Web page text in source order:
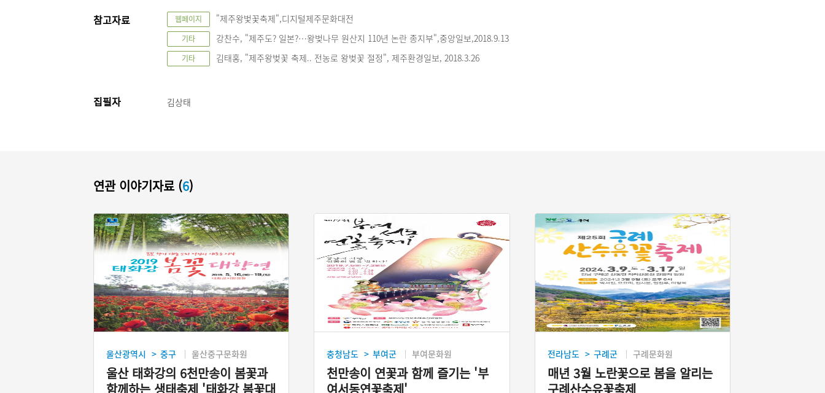
참고자료 웹페이지 "제주왕벛꽃축제",디지털제주문화대전
기타 강찬수, "제주도? 일본?…왕벚나무 원산지 110년 논란 종지부",중앙일보,2018.9.13
기타 김태홍, "제주왕벚꽃 축제.. 전농로 왕벚꽃 절정", 제주환경일보, 2018.3.26
집필자 김상태
연관 이야기자료 (6)
울산광역시 > 중구 울산중구문화원
울산 태화강의 6천만송이 봄꽃과
함께하는 생태축제 '태화강 봄꽃대
충청남도 > 부여군 부여문화원
천만송이 연꽃과 함께 즐기는 '부
여서동연꽃축제'
전라남도 > 구례군 구례문화원
매년 3월 노란꽃으로 봄을 알리는
구례산수유꽃축제